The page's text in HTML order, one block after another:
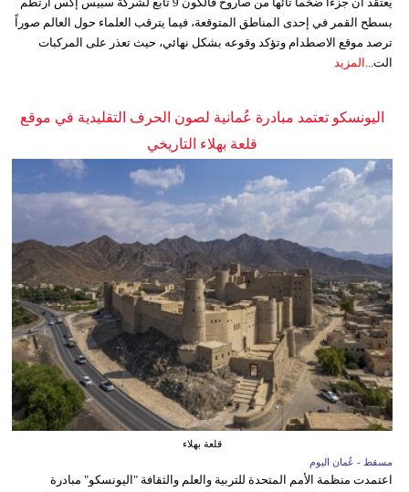
بسطح القمر في إحدى المناطق المتوقعة، فيما يترقب العلماء حول العالم صوراً
ترصد موقع الاصطدام وتؤكد وقوعه بشكل نهائي، حيث تعذر على المركبات
الت... المزيد
اليونسكو تعتمد مبادرة عُمانية لصون الحرف التقليدية في موقع
قلعة بهلاء التاريخي
قلعة بهلاء
مسقط - عُمان اليوم
اعتمدت منظمة الأمم المتحدة للتربية والعلم والثقافة "اليونسكو" مبادرة